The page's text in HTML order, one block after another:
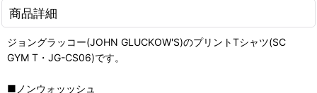
商品詳細
ジョングラッコー(JOHN GLUCKOW'S)のプリントTシャツ(SC
GYM T・JG-CS06)です。
■ノンウォッッシュ